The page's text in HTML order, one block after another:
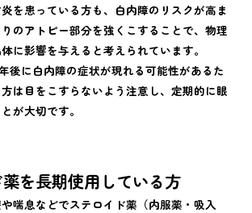
を患っている方も、白内障のリスクが高ま
のアトピー部分を強くこすることで、物理
に影響を与えると考えられています。
後に白内障の症状が現れる可能性があるた
は目をこすらないよう注意し、定期的に眼
が大切です。
を長期使用している方
喘息などでステロイド薬（内服薬・吸入